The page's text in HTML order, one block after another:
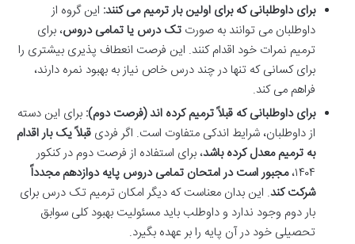
برای داوطلبانی که برای اولین بار ترمیم می کنند: این گروه از
داوطلبان می توانند به صورت تک درس یا تمامی دروس، برای
ترمیم نمرات خود اقدام کنند. این فرصت انعطاف پذیری بیشتری را
برای کسانی که تنها در چند درس خاص نیاز به بهبود نمره دارند،
فراهم می کند.
برای داوطلبانی که قبلاً ترمیم کرده اند (فرصت دوم): برای این دسته
از داوطلبان، شرایط اندکی متفاوت است. اگر فردی قبلاً یک بار اقدام
به ترمیم معدل کرده باشد، برای استفاده از فرصت دوم در کنکور
۱۴۰۴، مجبور است در امتحان تمامی دروس پایه دوازدهم مجدداً
شرکت کند. این بدان معناست که دیگر امکان ترمیم تک درس برای
بار دوم وجود ندارد و داوطلب باید مسئولیت بهبود کلی سوابق
تحصیلی خود در آن پایه را بر عهده بگیرد.